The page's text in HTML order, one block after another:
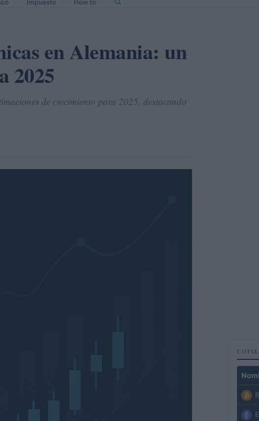
Impuesto How to
en Alemania: un
2025
de crecimiento para 2025, destacando